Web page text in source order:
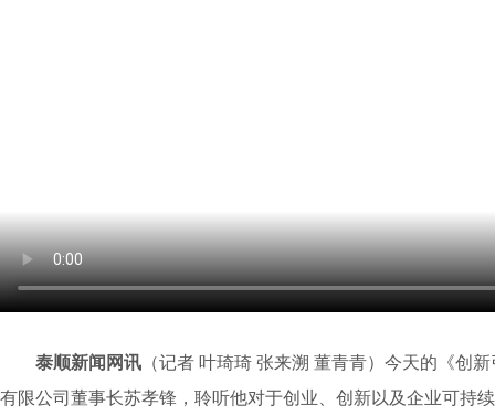
泰顺新闻网讯 （记者 叶琦琦 张来溯 董青青）今天的《创
有限公司董事长苏孝锋，聆听他对于创业、创新以及企业可持